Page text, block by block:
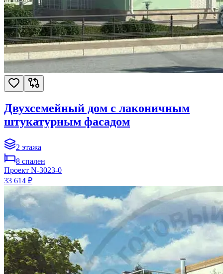
Двухсемейный дом с лаконичным
штукатурным фасадом
2 этажа
8 спален
Проект N-3023-0
33 614 ₽